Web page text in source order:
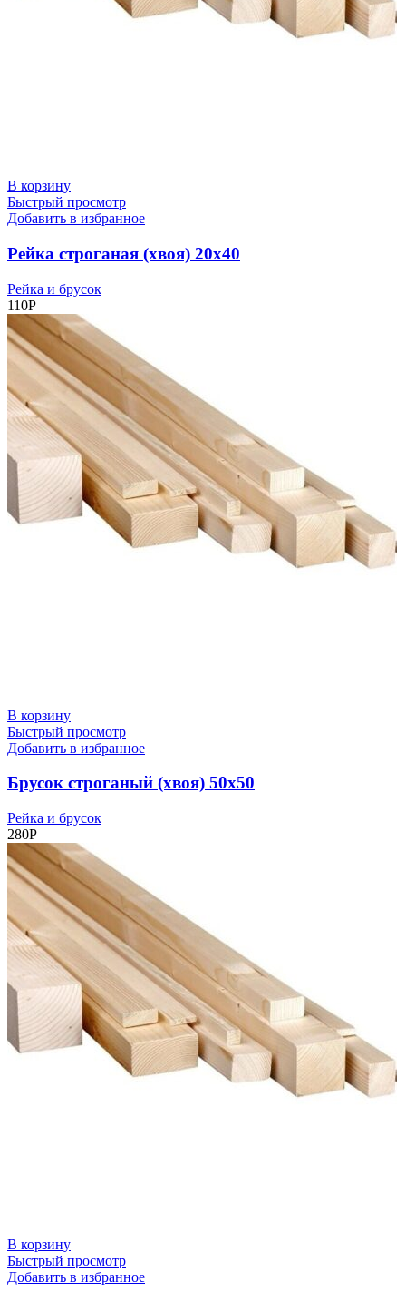
В корзину
Быстрый просмотр
Добавить в избранное
Рейка строганая (хвоя) 20х40
Рейка и брусок
110Р
В корзину
Быстрый просмотр
Добавить в избранное
Брусок строганый (хвоя) 50х50
Рейка и брусок
280Р
В корзину
Быстрый просмотр
Добавить в избранное